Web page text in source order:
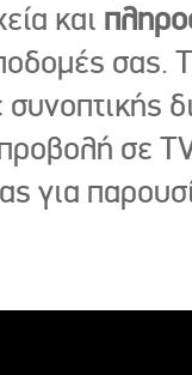
και
σας.
συνοπτικής
σε
για